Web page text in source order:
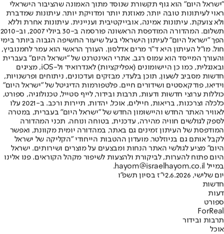
"ישראל היום" הוא גוף תקשורת שנוסד מתוך האמונה שהציבור הישראלי
ראוי לעיתונות טובה יותר, מאוזנת יותר ומדויקת יותר. עיתונות שמדברת
ולא צועקת. עיתונות אמינה, אובייקטיבית ועניינית. עיתונות אחרת וללא
תשלום. המהדורה המודפסת הראשונה פורסמה ב-30 ביולי 2007, וב-2010
הפך "ישראל היום" לעיתון הישראלי בעל שיעור החשיפה הגבוה ביותר בימי
חול. מו"ל העיתון היא ד"ר מרים אדלסון. העורך הראשי הוא עמר לחמנוביץ,
והעורך המייסד הוא עמוס רגב. אתרי האינטרנט של "ישראל היום" בעברית
ובאנגלית, כמו כן היישומונים (אפליקציות) לאנדרואיד ול-iOS, מציגים
חדשות מסביב לשעון, תוכן בלעדי, מבזקים ועדכונים, ניתוחים ופרשנויות,
וידיאו, פודקאסטים ושידורים חיים. פלטפורמות הדיגיטל של "ישראל היום"
כוללות ערוצי חדשות ודעות, תרבות ובידור, לייף סטייל, טכנולוגיה, ספורט,
כלכלה וצרכנות, בריאות, חיילים, אוכל, יהדות, תיירות ורכב. ב-2021 עלו
לאוויר האתר החדש והיישומון החדש של "ישראל היום" בעברית, במטרה
לספק לגולשים חוויה מהירה, עדכנית, בטוחה ונוחה. תכני המהדורה
המודפסת של העיתון זמינים גם באתר, במהדורה יומית מקוונת, ואפשר
לקבל אותם גם בניוזלטר. מועדון ההטבות הייחודי "הקליקה של ישראל
היום" מציע לגולשי האתר הנחות ומבצעים על מוצרים ושירותים. ישראל
היום פתוח להערות, לביקורת ולהצעות לשיפור מקהל הקוראים. פנו אלינו
במייל hayom@israelhayom.co.il.
יום שלישי, 2.6.2026
י"ז בסיון תשפ"ו
חדשות
דעות
ספורט
ForReal
תרבות ובידור
אוכל